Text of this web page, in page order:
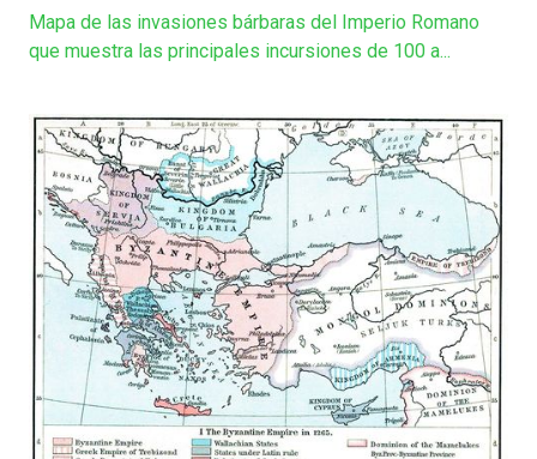
Mapa de las invasiones bárbaras del Imperio Romano
que muestra las principales incursiones de 100 a...